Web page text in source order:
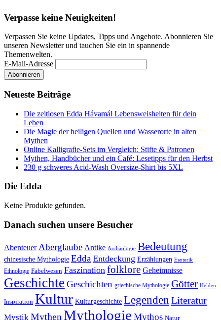
Verpasse keine Neuigkeiten!
Verpassen Sie keine Updates, Tipps und Angebote. Abonnieren Sie
unseren Newsletter und tauchen Sie ein in spannende
Themenwelten.
E-Mail-Adresse
Neueste Beiträge
Die zeitlosen Edda Hávamál Lebensweisheiten für dein
Leben
Die Magie der heiligen Quellen und Wasserorte in alten
Mythen
Online Kalligrafie‑Sets im Vergleich: Stifte & Patronen
Mythen, Handbücher und ein Café: Lesetipps für den Herbst
230 g schweres Acid-Wash Oversize-Shirt bis 5XL
Die Edda
Keine Produkte gefunden.
Danach suchen unsere Besucher
Abenteuer Aberglaube Antike Archäologie Bedeutung
chinesische Mythologie Edda Entdeckung Erzählungen Esoterik
Ethnologie Fabelwesen Faszination folklore Geheimnisse
Geschichte Geschichten griechische Mythologie Götter Helden
Inspiration Kultur Kulturgeschichte Legenden Literatur
Mystik Mythen Mythologie Mythos Natur